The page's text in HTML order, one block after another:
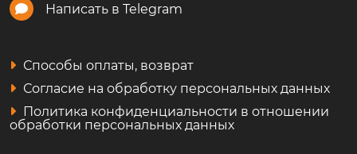
Написать в Telegram
Способы оплаты, возврат
Согласие на обработку персональных данных
Политика конфиденциальности в отношении
обработки персональных данных